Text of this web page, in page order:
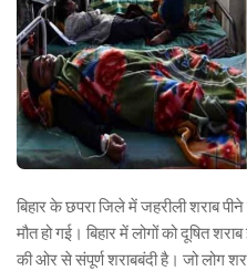
बिहार के छपरा जिले में जहरीली शराब
मौत हो गई। बिहार में लोगों को दूषित
की ओर से संपूर्ण शराबबंदी है। जो लोग